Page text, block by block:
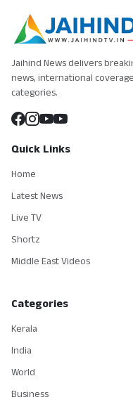
Jaihind News delivers
news, international
categories.
Quick Links
Home
Latest News
Live TV
Shortz
Middle East Videos
Categories
Kerala
India
World
Business